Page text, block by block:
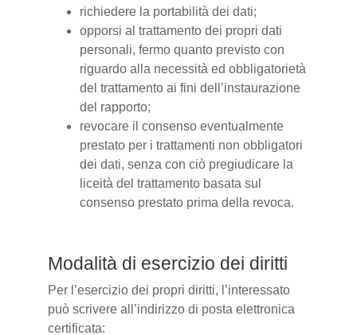
richiedere la portabilità dei dati;
opporsi al trattamento dei propri dati
personali, fermo quanto previsto con
riguardo alla necessità ed obbligatorietà
del trattamento ai fini dell’instaurazione
del rapporto;
revocare il consenso eventualmente
prestato per i trattamenti non obbligatori
dei dati, senza con ciò pregiudicare la
liceità del trattamento basata sul
consenso prestato prima della revoca.
Modalità di esercizio dei diritti
Per l’esercizio dei propri diritti, l’interessato
può scrivere all’indirizzo di posta elettronica
certificata: